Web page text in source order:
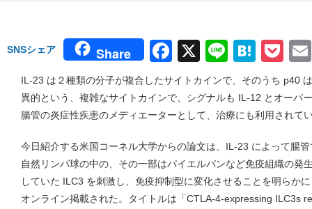
SNSシェア Share Facebook
X Line
IL-23 は２種類の分子が複合したサイトカインで、そのうち p40
異的という、複雑なサイトカインで、シグナルも IL-12 とオーバ
腸管の炎症性疾患のメディエーターとして、治療にも利用されて
今日紹介する米国コーネル大学からの論文は、IL-23 によって腸
自然リンパ球の中の、その一部はパイエルバンなど免疫組織の発
していた ILC3 を刺激し、免疫抑制型に変化させることを明らか
オンライン掲載された。タイトルは「CTLA-4-expressing ILC3s